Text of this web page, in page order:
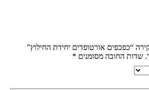
“כפכפים אורטופדים יחידת החילוץ”
שדות החובה מסומנים *